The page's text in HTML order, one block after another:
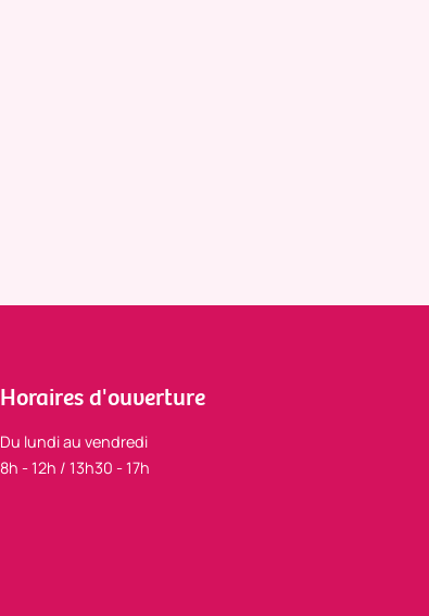
Horaires d'ouverture
Du lundi au vendredi
8h - 12h / 13h30 - 17h